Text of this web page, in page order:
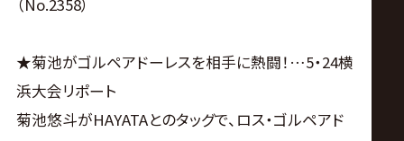
ノ
ア
公
（No.2358）
★菊池がゴルペアドーレスを相手に熱闘！…5・24横
浜大会リポート
菊池悠斗がHAYATAとのタッグで、ロス・ゴルペアド